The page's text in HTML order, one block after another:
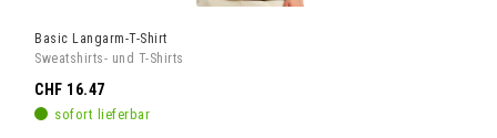
Basic Langarm-T-Shirt
Sweatshirts- und T-Shirts
sofort lieferbar
CHF 16.47